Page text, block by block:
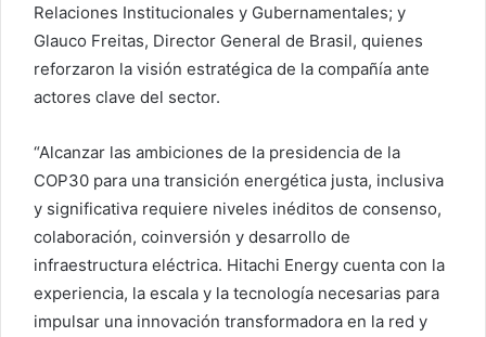
Relaciones Institucionales y Gubernamentales; y
Glauco Freitas, Director General de Brasil, quienes
reforzaron la visión estratégica de la compañía ante
actores clave del sector.
“Alcanzar las ambiciones de la presidencia de la
COP30 para una transición energética justa, inclusiva
y significativa requiere niveles inéditos de consenso,
colaboración, coinversión y desarrollo de
infraestructura eléctrica. Hitachi Energy cuenta con la
experiencia, la escala y la tecnología necesarias para
impulsar una innovación transformadora en la red y